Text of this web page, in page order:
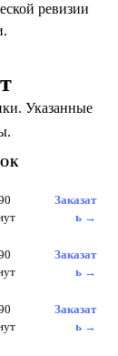
ревизии
Указанные
Заказат
ь →
Заказат
ь →
Заказат
ь →